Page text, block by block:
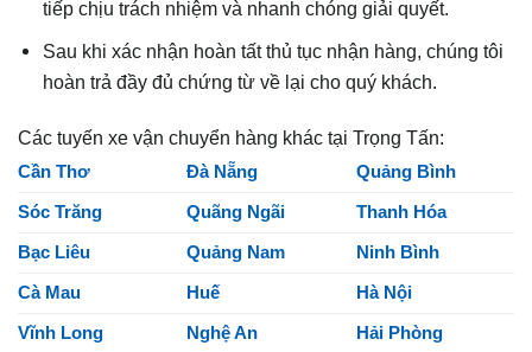
tiếp chịu trách nhiệm và nhanh chóng giải quyết.
Sau khi xác nhận hoàn tất thủ tục nhận hàng, chúng tôi
hoàn trả đầy đủ chứng từ về lại cho quý khách.
Các tuyến xe vận chuyển hàng khác tại Trọng Tấn:
Cần Thơ Đà Nẵng Quảng Bình
Sóc Trăng Quãng Ngãi Thanh Hóa
Bạc Liêu Quảng Nam Ninh Bình
Cà Mau Huế Hà Nội
Vĩnh Long Nghệ An Hải Phòng